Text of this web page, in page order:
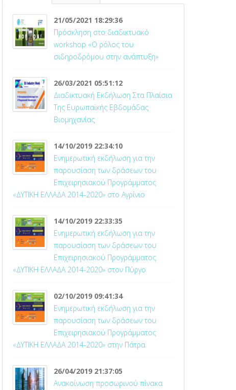
21/05/2021 18:29:36
Πρόσκληση στο διαδικτυακό
workshop «Ο ρόλος του
σιδηροδρόμου στην ανάπτυξη»
26/03/2021 05:51:12
Διαδικτυακή Εκδήλωση Στα Πλαίσια
Της Ευρωπαϊκής Εβδομάδας
Βιομηχανίας
14/10/2019 22:34:10
Ενημερωτική εκδήλωση για την
παρουσίαση των δράσεων του
Επιχειρησιακού Προγράμματος
«ΔΥΤΙΚΗ ΕΛΛΑΔΑ 2014-2020» στο Αγρίνιο
14/10/2019 22:33:35
Ενημερωτική εκδήλωση για την
παρουσίαση των δράσεων του
Επιχειρησιακού Προγράμματος
«ΔΥΤΙΚΗ ΕΛΛΑΔΑ 2014-2020» στον Πύργο
02/10/2019 09:41:34
Ενημερωτική εκδήλωση για την
παρουσίαση των δράσεων του
Επιχειρησιακού Προγράμματος
«ΔΥΤΙΚΗ ΕΛΛΑΔΑ 2014-2020» στην Πάτρα
26/04/2019 21:37:05
Ανακοίνωση προσωρινού πίνακα